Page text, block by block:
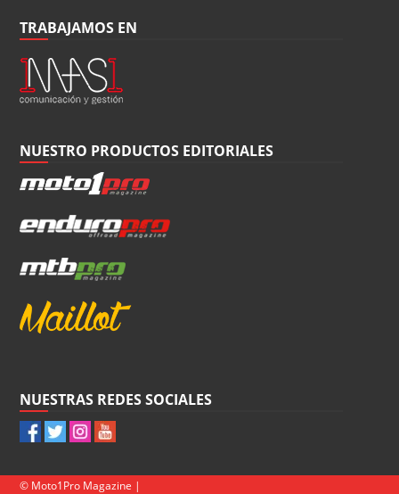
TRABAJAMOS EN
NUESTRO PRODUCTOS EDITORIALES
NUESTRAS REDES SOCIALES
© Moto1Pro Magazine |